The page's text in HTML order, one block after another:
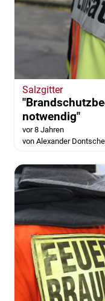
Salzgitter
notwendig"
vor 8 Jahren
von Alexander